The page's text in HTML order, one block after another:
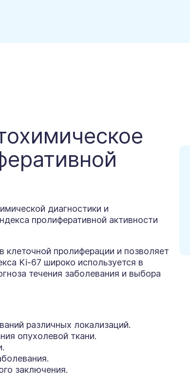
диагностики и
пролиферативной активности
пролиферации и позволяет
Ki-67 широко используется в
течения заболевания и выбора
различных локализаций.
опухолевой ткани.
заключения.